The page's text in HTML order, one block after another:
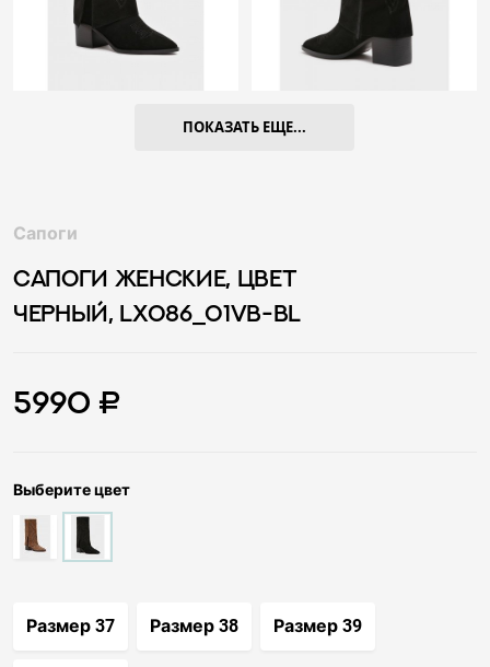
ПОКАЗАТЬ ЕЩЕ...
Сапоги
САПОГИ ЖЕНСКИЕ, ЦВЕТ
ЧЕРНЫЙ, LX086_01VB-BL
5990 ₽
Выберите цвет
Размер 37 Размер 38 Размер 39